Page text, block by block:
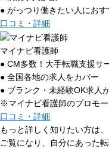
● がっつり働きたい人におす
口コミ・詳細
マイナビ看護師
● CM多数！大手転職支援サ
● 全国各地の求人をカバー
● ブランク・未経験OK求人
※マイナビ看護師のプロモ
口コミ・詳細
もっと詳しく知りたい方は、
ご覧になり、自分にあった